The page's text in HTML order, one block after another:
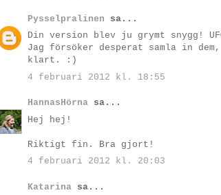
Pysselpralinen sa...
Din version blev ju grymt snygg!
Jag försöker desperat samla in
klart. :)
4 februari 2012 kl. 18:55
HannasHörna sa...
Hej hej!
Riktigt fin. Bra gjort!
4 februari 2012 kl. 20:03
Katarina sa...